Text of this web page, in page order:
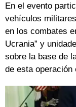
En el evento
vehículos
en los combates
Ucrania” y
sobre la base de
de esta operación